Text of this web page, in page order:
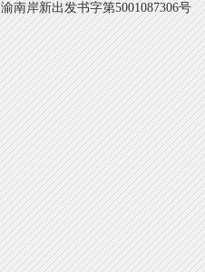
渝南岸新出发书字第5001087306号